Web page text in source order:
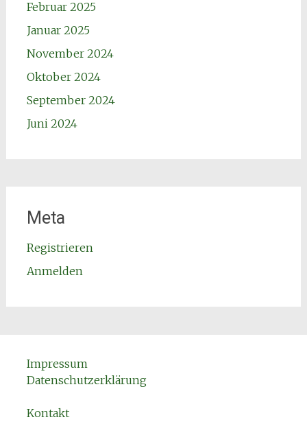
Februar 2025
Januar 2025
November 2024
Oktober 2024
September 2024
Juni 2024
Meta
Registrieren
Anmelden
Impressum
Datenschutzerklärung
Kontakt